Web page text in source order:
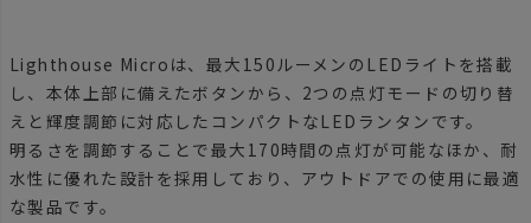
Lighthouse Microは、最大150ルーメンのLEDライトを搭載
し、本体上部に備えたボタンから、2つの点灯モードの切り替
えと輝度調節に対応したコンパクトなLEDランタンです。
明るさを調節することで最大170時間の点灯が可能なほか、耐
水性に優れた設計を採用しており、アウトドアでの使用に最適
な製品です。